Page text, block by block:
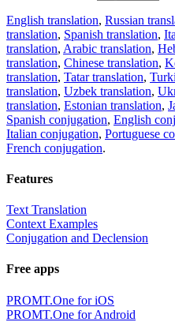
English translation, Russian
translation, Spanish translation,
translation, Arabic translation,
translation, Chinese translation,
translation, Tatar translation,
translation, Uzbek translation,
translation, Estonian translation,
Spanish conjugation, English
Italian conjugation, Portuguese
French conjugation.
Features
Text Translation
Context Examples
Conjugation and Declension
Free apps
PROMT.One for iOS
PROMT.One for Android